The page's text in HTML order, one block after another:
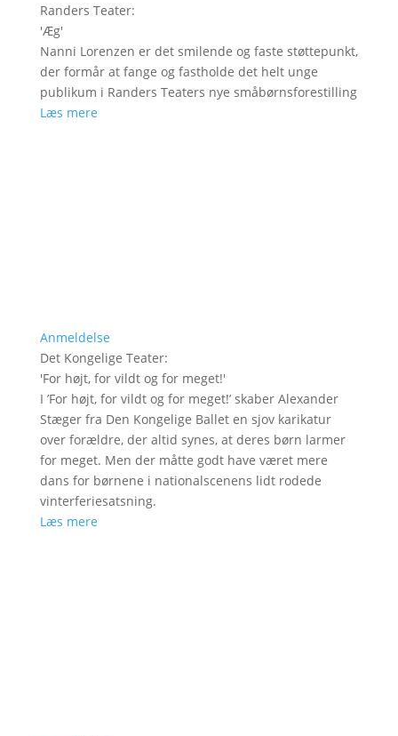
Randers Teater:
'Æg'
Nanni Lorenzen er det smilende og faste støttepunkt,
der formår at fange og fastholde det helt unge
publikum i Randers Teaters nye småbørnsforestilling
Læs mere
Anmeldelse
Det Kongelige Teater:
'For højt, for vildt og for meget!'
I ’For højt, for vildt og for meget!’ skaber Alexander
Stæger fra Den Kongelige Ballet en sjov karikatur
over forældre, der altid synes, at deres børn larmer
for meget. Men der måtte godt have været mere
dans for børnene i nationalscenens lidt rodede
vinterferiesatsning.
Læs mere